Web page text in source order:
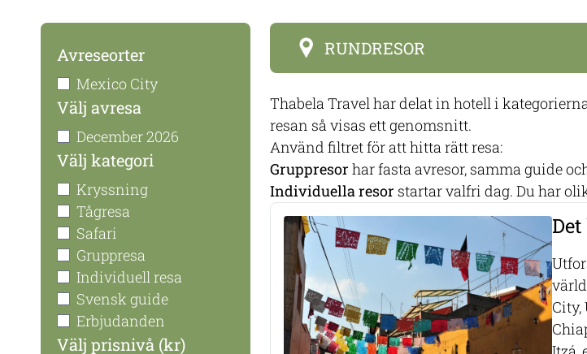
Avreseorter
Mexico City
Välj avresa
December 2026
Välj kategori
Kryssning
Tågresa
Safari
Gruppresa
Individuell resa
Svensk guide
Erbjudanden
Välj prisnivå (kr)
RUNDRESOR
Thabela Travel har delat in hotell i
resan så visas ett genomsnitt.
Använd filtret för att hitta rätt resa:
Gruppresor har fasta avresor, samma guide
Individuella resor startar valfri dag. Du har
City,